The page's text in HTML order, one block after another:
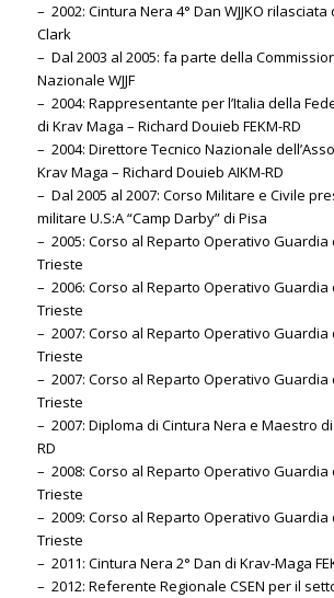
– 2002: Cintura Nera 4° Dan WJJKO
Clark
– Dal 2003 al 2005: fa parte della
Nazionale WJJF
– 2004: Rappresentante per l’Italia della
di Krav Maga – Richard Douieb FEKM-RD
– 2004: Direttore Tecnico Nazionale
Krav Maga – Richard Douieb AIKM-RD
– Dal 2005 al 2007: Corso Militare e Civile
militare U.S:A “Camp Darby” di Pisa
– 2005: Corso al Reparto Operativo Guardia
Trieste
– 2006: Corso al Reparto Operativo Guardia
Trieste
– 2007: Corso al Reparto Operativo Guardia
Trieste
– 2007: Corso al Reparto Operativo Guardia
Trieste
– 2007: Diploma di Cintura Nera e Maestro di
RD
– 2008: Corso al Reparto Operativo Guardia
Trieste
– 2009: Corso al Reparto Operativo Guardia
Trieste
– 2011: Cintura Nera 2° Dan di Krav-Maga
– 2012: Referente Regionale CSEN per il